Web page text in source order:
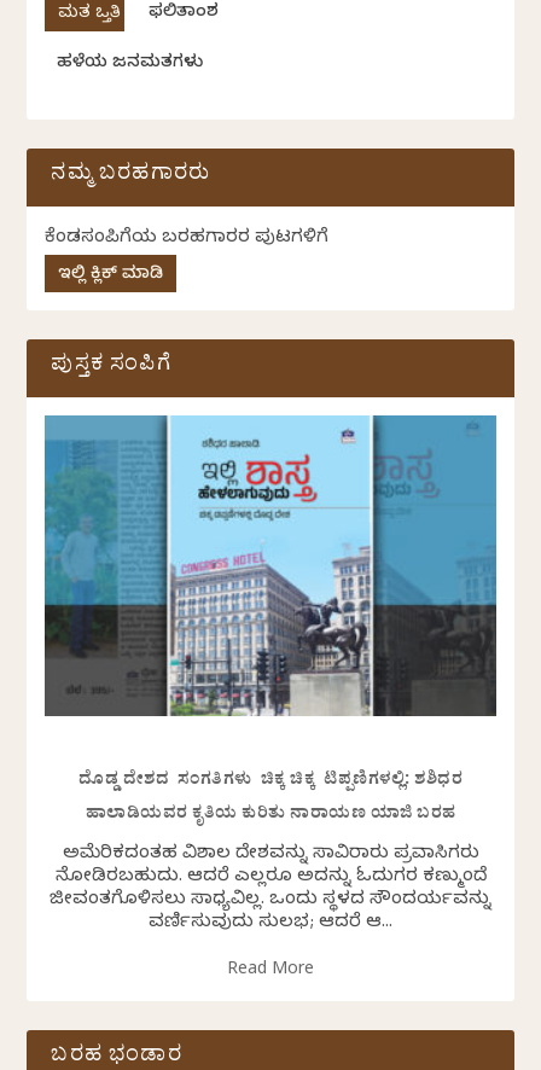
ಫಲಿತಾಂಶ
ಹಳೆಯ ಜನಮತಗಳು
ನಮ್ಮ ಬರಹಗಾರರು
ಕೆಂಡಸಂಪಿಗೆಯ ಬರಹಗಾರರ ಪುಟಗಳಿಗೆ
ಇಲ್ಲಿ ಕ್ಲಿಕ್ ಮಾಡಿ
ಪುಸ್ತಕ ಸಂಪಿಗೆ
ದೊಡ್ಡ ದೇಶದ ಸಂಗತಿಗಳು ಚಿಕ್ಕ ಚಿಕ್ಕ ಟಿಪ್ಪಣಿಗಳಲ್ಲಿ: ಶಶಿಧರ
ಹಾಲಾಡಿಯವರ ಕೃತಿಯ ಕುರಿತು ನಾರಾಯಣ ಯಾಜಿ ಬರಹ
ಅಮೆರಿಕದಂತಹ ವಿಶಾಲ ದೇಶವನ್ನು ಸಾವಿರಾರು ಪ್ರವಾಸಿಗರು
ನೋಡಿರಬಹುದು. ಆದರೆ ಎಲ್ಲರೂ ಅದನ್ನು ಓದುಗರ ಕಣ್ಮುಂದೆ
ಜೀವಂತಗೊಳಿಸಲು ಸಾಧ್ಯವಿಲ್ಲ. ಒಂದು ಸ್ಥಳದ ಸೌಂದರ್ಯವನ್ನು
ವರ್ಣಿಸುವುದು ಸುಲಭ; ಆದರೆ ಆ...
Read More
ಬರಹ ಭಂಡಾರ